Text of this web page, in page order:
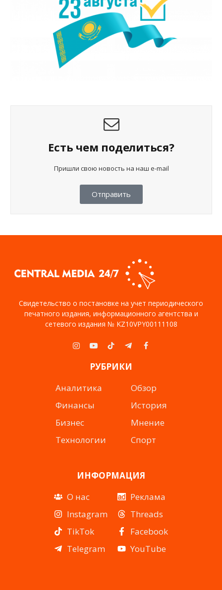
Есть чем поделиться?
Пришли свою новость на наш e-mail
Отправить
Свидетельство о постановке на учет периодического
печатного издания, информационного агентства и
сетевого издания № KZ10VPY00111108
Instagram
YouTubeTikTokTelegramFacebook
РУБРИКИ
Аналитика
Финансы
Бизнес
Технологии
Обзор
История
Мнение
Спорт
ИНФОРМАЦИЯ
О нас
Instagram
TikTok
Telegram
Реклама
Threads
Facebook
YouTube